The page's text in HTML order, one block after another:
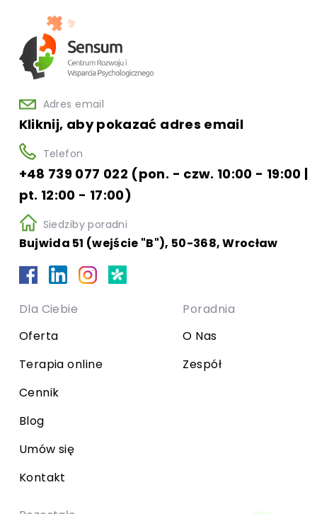
Adres email
Kliknij, aby pokazać adres email
Telefon
+48 739 077 022 (pon. - czw. 10:00 - 19:00 |
pt. 12:00 - 17:00)
Siedziby poradni
Bujwida 51 (wejście "B"), 50-368, Wrocław
Dla Ciebie
Oferta
Terapia online
Cennik
Blog
Umów się
Kontakt
Poradnia
O Nas
Zespół